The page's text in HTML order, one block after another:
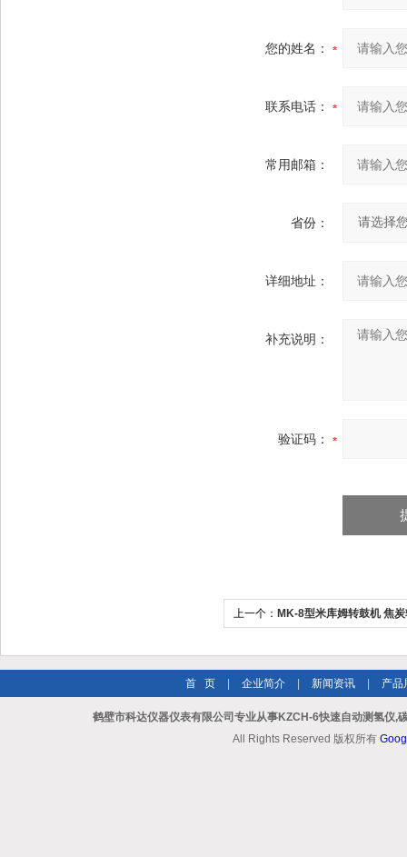
您的姓名：
联系电话：
常用邮箱：
省份：
详细地址：
补充说明：
验证码：
上一个： MK-8型米库姆转鼓机 焦
首 页 企业简介 新闻资讯 产品
鹤壁市科达仪器仪表有限公司专业从事KZCH-6快速自动测氢仪,
All Rights Reserved 版权所有